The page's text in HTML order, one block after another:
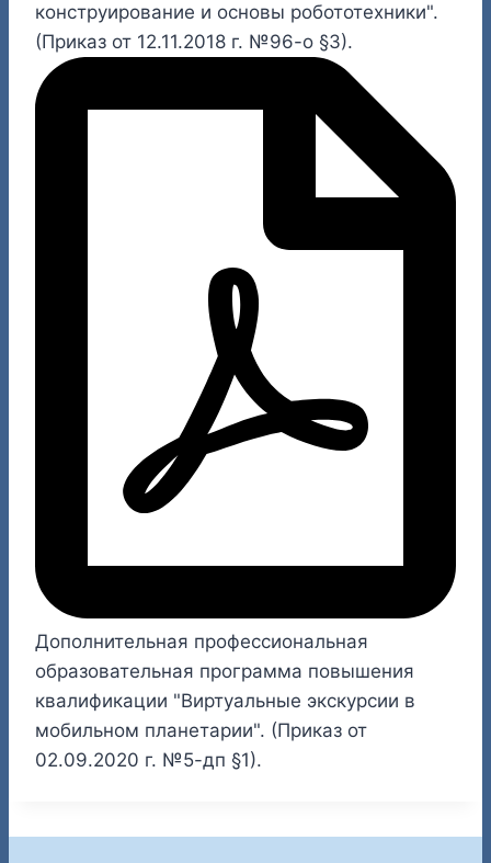
конструирование и основы робототехники".
(Приказ от 12.11.2018 г. №96-о §3).
Дополнительная профессиональная
образовательная программа повышения
квалификации "Виртуальные экскурсии в
мобильном планетарии". (Приказ от
02.09.2020 г. №5-дп §1).